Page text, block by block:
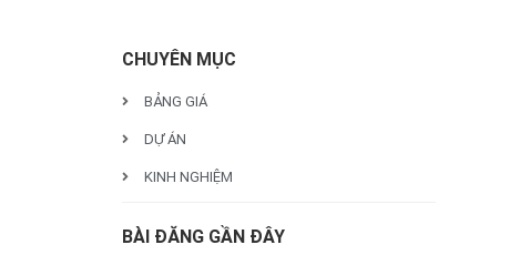
CHUYÊN MỤC
BẢNG GIÁ
DỰ ÁN
KINH NGHIỆM
BÀI ĐĂNG GẦN ĐÂY